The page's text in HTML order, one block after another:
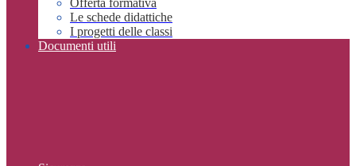
Offerta formativa
Le schede didattiche
I progetti delle classi
Documenti utili